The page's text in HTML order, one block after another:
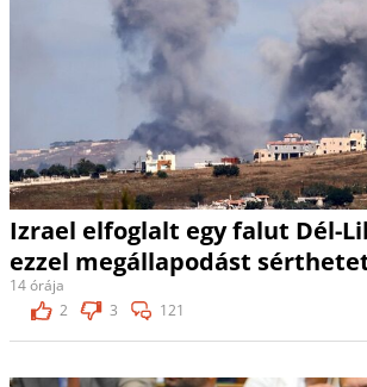
Izrael elfoglalt egy falut Dél-
ezzel megállapodást
14 órája
2
3 121